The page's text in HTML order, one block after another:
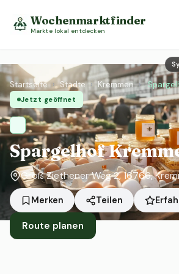
Wochenmarktfinder
Märkte lokal entdecken
Startseite › Städte › Kremmen ›
Jetzt geöffnet
Spargelhof
Groß Ziethener Weg 2, 16766,
Merken Teilen
Route planen